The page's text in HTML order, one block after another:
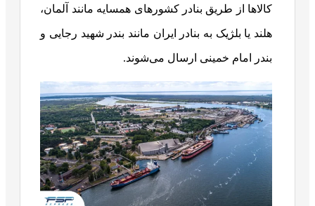
کالاها از طریق بنادر کشورهای همسایه مانند آلمان،
هلند یا بلژیک به بنادر ایران مانند بندر شهید رجایی و
بندر امام خمینی ارسال می‌شوند.